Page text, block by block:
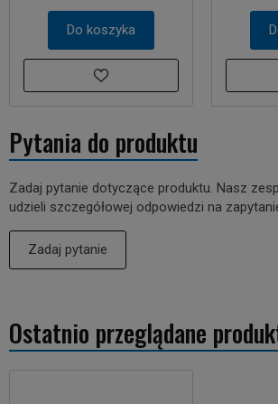
Do koszyka
Pytania do produktu
Zadaj pytanie dotyczące produktu. Nasz
udzieli szczegółowej odpowiedzi na
Zadaj pytanie
Ostatnio przeglądane